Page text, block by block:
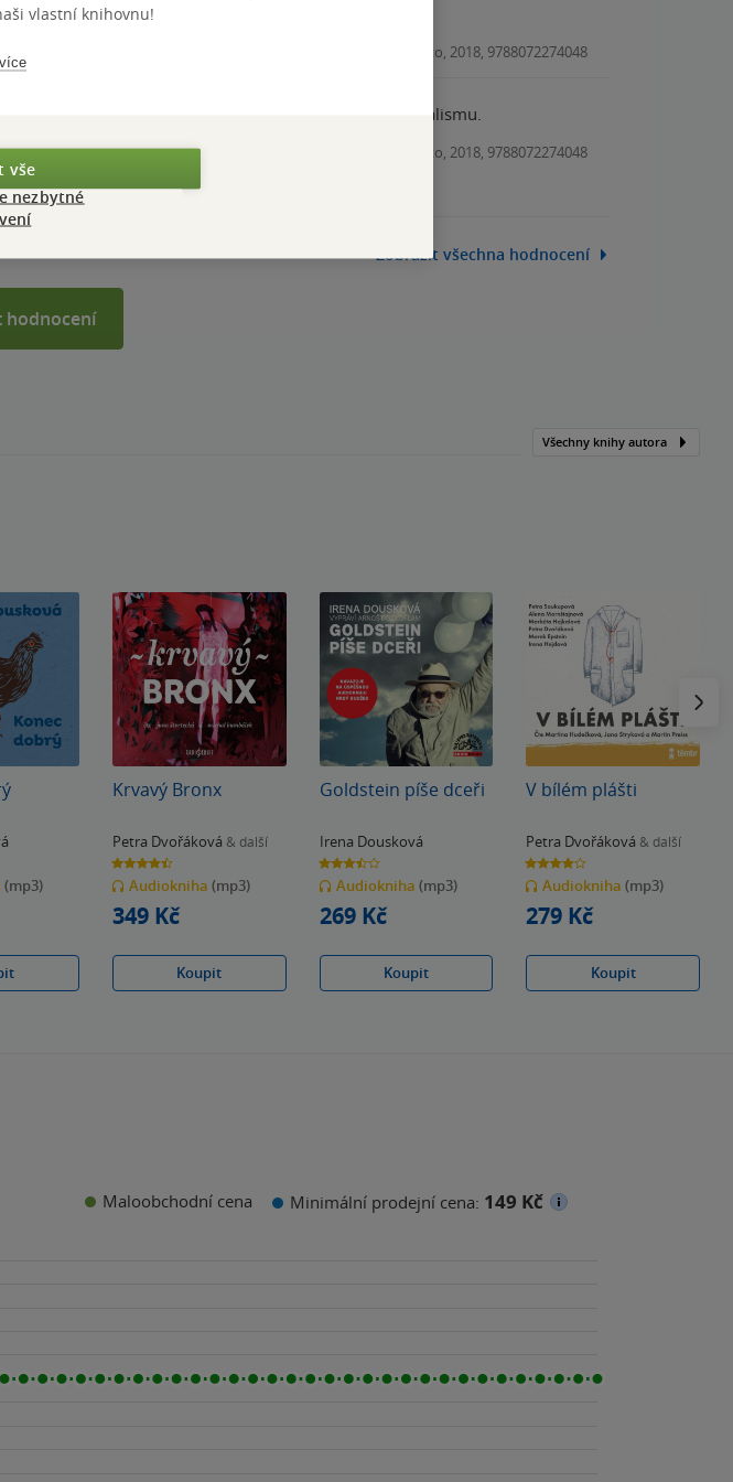
Kniha, Druhé město, 2018, 9788072274048
tam a zpět - stopem napříč zemí plnou budování socialismu.
Kniha, Druhé město, 2018, 9788072274048
Zobrazit všechna hodnocení
hodnocení
Všechny knihy autora
(mp3)
Krvavý Bronx
Petra Dvořáková & další
4.4
z
5
hvězdiček
Audiokniha (mp3)
349 Kč
Koupit
Goldstein píše dceři
Irena Dousková
3.5
z
5
hvězdiček
Audiokniha (mp3)
269 Kč
Koupit
V bílém plášti
Petra Dvořáková & další
3.9
z
5
hvězdiček
Audiokniha(mp3)
279 Kč
Koupit
Maloobchodní cena Minimální prodejní cena: 149 Kč
vlastní knihovnu!
vše
nezbytné